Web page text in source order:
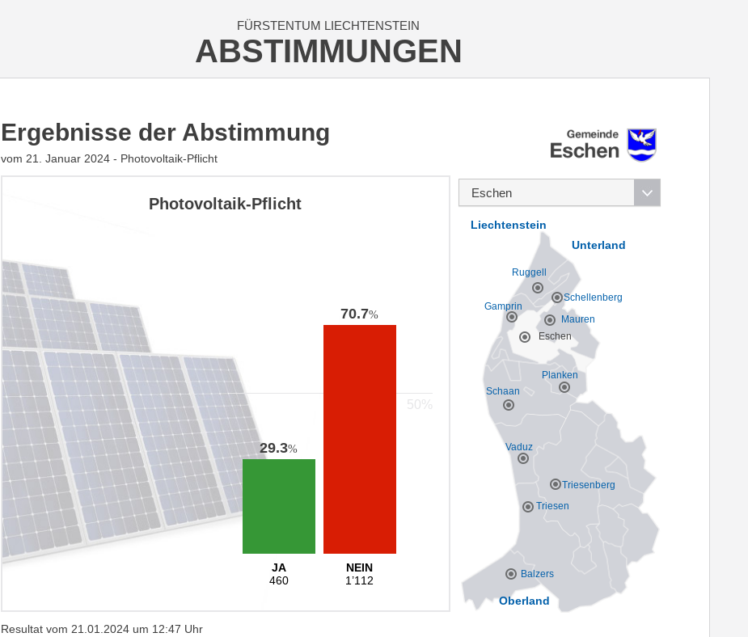
FÜRSTENTUM LIECHTENSTEIN
ABSTIMMUNGEN
Vaduz
Balzers
Planken
Schaan
Triesen
Triesenberg
Eschen
Gamprin
Mauren
Ruggell
Schellenberg
Oberland
Unterland
Liechtenstein
Ergebnisse der Abstimmung
vom 21. Januar 2024 - Photovoltaik-Pflicht
Photovoltaik-Pflicht
29.3%
JA
460
70.7%
NEIN
1’112
Resultat vom 21.01.2024 um 12:47 Uhr